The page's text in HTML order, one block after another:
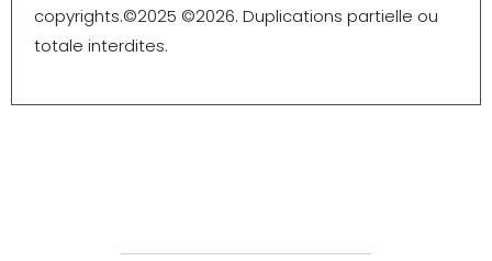
copyrights.©️2025 ©️2026. Duplications partielle ou
totale interdites.